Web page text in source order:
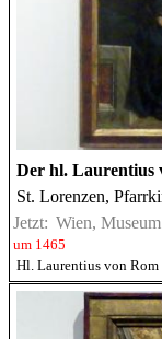
Der hl. Laurentius
St. Lorenzen,
Jetzt: Wien,
um 1465
Hl. Laurentius von Rom